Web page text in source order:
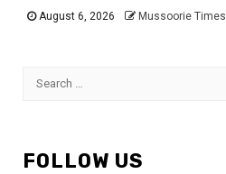
August 6, 2026 Mussoorie Times
Search
FOLLOW US